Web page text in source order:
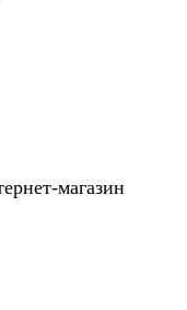
магазин